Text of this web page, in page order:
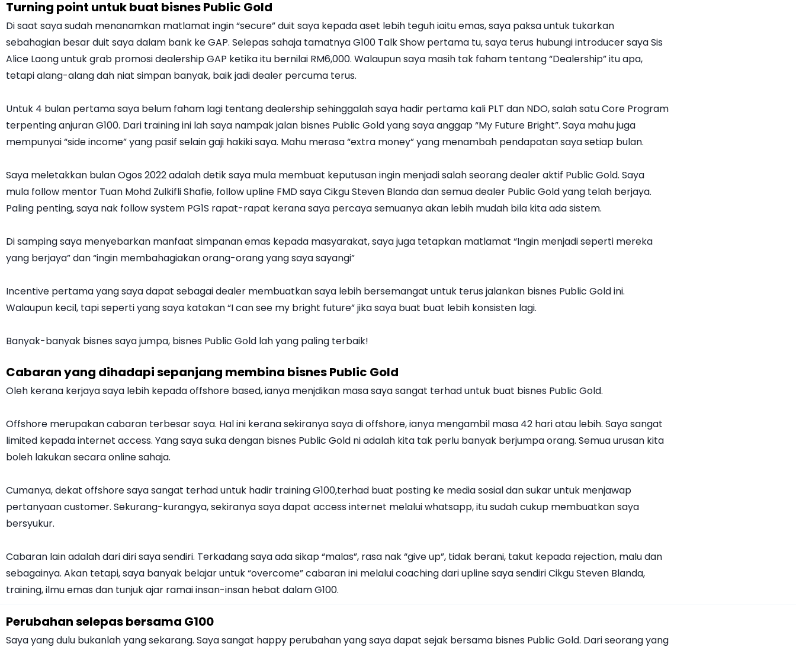
Turning point untuk buat bisnes Public Gold
Di saat saya sudah menanamkan matlamat ingin “secure” duit saya kepada aset lebih teguh iaitu emas, saya paksa untuk tukarkan
sebahagian besar duit saya dalam bank ke GAP. Selepas sahaja tamatnya G100 Talk Show pertama tu, saya terus hubungi introducer saya Sis
Alice Laong untuk grab promosi dealership GAP ketika itu bernilai RM6,000. Walaupun saya masih tak faham tentang “Dealership” itu apa,
tetapi alang-alang dah niat simpan banyak, baik jadi dealer percuma terus.
Untuk 4 bulan pertama saya belum faham lagi tentang dealership sehinggalah saya hadir pertama kali PLT dan NDO, salah satu Core Program
terpenting anjuran G100. Dari training ini lah saya nampak jalan bisnes Public Gold yang saya anggap “My Future Bright”. Saya mahu juga
mempunyai “side income” yang pasif selain gaji hakiki saya. Mahu merasa “extra money” yang menambah pendapatan saya setiap bulan.
Saya meletakkan bulan Ogos 2022 adalah detik saya mula membuat keputusan ingin menjadi salah seorang dealer aktif Public Gold. Saya
mula follow mentor Tuan Mohd Zulkifli Shafie, follow upline FMD saya Cikgu Steven Blanda dan semua dealer Public Gold yang telah berjaya.
Paling penting, saya nak follow system PG1S rapat-rapat kerana saya percaya semuanya akan lebih mudah bila kita ada sistem.
Di samping saya menyebarkan manfaat simpanan emas kepada masyarakat, saya juga tetapkan matlamat “Ingin menjadi seperti mereka
yang berjaya” dan “ingin membahagiakan orang-orang yang saya sayangi”
Incentive pertama yang saya dapat sebagai dealer membuatkan saya lebih bersemangat untuk terus jalankan bisnes Public Gold ini.
Walaupun kecil, tapi seperti yang saya katakan “I can see my bright future” jika saya buat buat lebih konsisten lagi.
Banyak-banyak bisnes saya jumpa, bisnes Public Gold lah yang paling terbaik!
Cabaran yang dihadapi sepanjang membina bisnes Public Gold
Oleh kerana kerjaya saya lebih kepada offshore based, ianya menjdikan masa saya sangat terhad untuk buat bisnes Public Gold.
Offshore merupakan cabaran terbesar saya. Hal ini kerana sekiranya saya di offshore, ianya mengambil masa 42 hari atau lebih. Saya sangat
limited kepada internet access. Yang saya suka dengan bisnes Public Gold ni adalah kita tak perlu banyak berjumpa orang. Semua urusan kita
boleh lakukan secara online sahaja.
Cumanya, dekat offshore saya sangat terhad untuk hadir training G100,terhad buat posting ke media sosial dan sukar untuk menjawap
pertanyaan customer. Sekurang-kurangya, sekiranya saya dapat access internet melalui whatsapp, itu sudah cukup membuatkan saya
bersyukur.
Cabaran lain adalah dari diri saya sendiri. Terkadang saya ada sikap “malas”, rasa nak “give up”, tidak berani, takut kepada rejection, malu dan
sebagainya. Akan tetapi, saya banyak belajar untuk “overcome” cabaran ini melalui coaching dari upline saya sendiri Cikgu Steven Blanda,
training, ilmu emas dan tunjuk ajar ramai insan-insan hebat dalam G100.
Perubahan selepas bersama G100
Saya yang dulu bukanlah yang sekarang. Saya sangat happy perubahan yang saya dapat sejak bersama bisnes Public Gold. Dari seorang yang